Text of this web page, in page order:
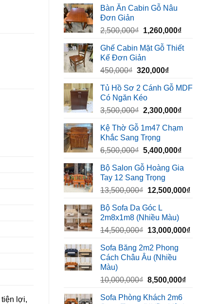
Bàn Ăn Cabin Gỗ Nâu
Đơn Giản
2,500,000₫ Giá
là:
2,500,000₫.
1,260,000₫Giá
tại
Ghế Cabin Mặt Gỗ Thiết
Kế Đơn Giản
450,000₫ Giá
là:
450,000₫.
320,000₫Giá
tại
320,000₫.
Tủ Hồ Sơ 2 Cánh Gỗ MDF
Có Ngăn Kéo
3,500,000₫ Giá
là:
3,500,000₫.
2,300,000₫Giá
tại
Kệ Thờ Gỗ 1m47 Chạm
Khắc Sang Trọng
6,500,000₫ Giá
là:
6,500,000₫.
5,400,000₫Giá
tại
Bộ Salon Gỗ Hoàng Gia
Tay 12 Sang Trọng
13,500,000₫ Giá
là:
13,500,000₫.
12,500,000₫Giá
Bộ Sofa Da Góc L
2m8x1m8 (Nhiều Màu)
14,500,000₫ Giá
là:
14,500,000₫.
13,000,000₫Giá
Sofa Băng 2m2 Phong
Cách Châu Âu (Nhiều
Màu)
10,000,000₫ Giá
là:
8,500,000₫Giá
Sofa Phòng Khách 2m6
tiện lợi,